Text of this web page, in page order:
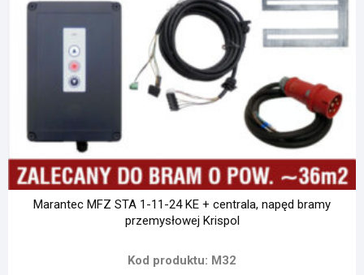
Marantec MFZ STA 1-11-24 KE + centrala, napęd bramy
przemysłowej Krispol
Kod produktu: M32